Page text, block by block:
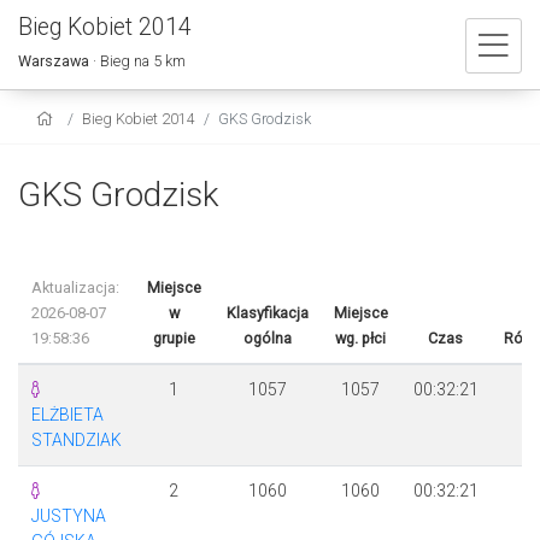
Bieg Kobiet 2014
Warszawa · Bieg na 5 km
Bieg Kobiet 2014 GKS Grodzisk
GKS Grodzisk
Aktualizacja:
2026-08-07
19:58:36
Miejsce
w
grupie
Klasyfikacja
ogólna
Miejsce
wg. płci
Czas
ELŻBIETA
STANDZIAK
1 1057 1057 00:32:21
JUSTYNA
2 1060 1060 00:32:21